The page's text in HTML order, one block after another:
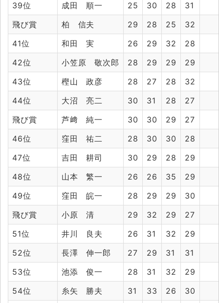
39位
成田 順一 25 30 28
31
飛び賞
柏 信夫 29 28 25
32
41位
和田 実 26 29 32
28
42位
小笠原 敬次郎 28 29 29
29
43位
樫山 政彦 28 27 28
32
44位
大沼 亮二 30 31 28
27
飛び賞
芦﨑 純一 30 30 29
27
46位
窪田 祐二 28 30 30
28
47位
吉田 耕司 30 29 28
29
48位
山本 繁一 26 26 35
29
49位
窪田 皖一 28 29 29
30
飛び賞
小原 清 29 32 29
27
51位
井川 良夫 26 31 32
29
52位
長澤 伸一郎 27 29 31
31
53位
池添 俊一 28 31 32
29
54位
糸矢 勝夫 31 33 26 30